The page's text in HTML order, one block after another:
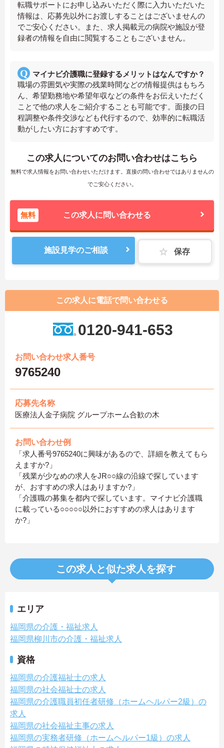
転職サポートにお申し込みいただく際に入力いただいた
情報は、応募先以外にお渡しすることはございませんの
でご安心ください。また、求人掲載元の病院や施設が登
録者の情報を自由に閲覧することもございません。
マイナビ介護職に登録するメリットはなんですか？
職場の雰囲気や実際の残業時間などの情報提供はもちろ
ん、希望勤務地や希望年収などの条件をお伝えいただく
ことで他の求人をご紹介することも可能です。面接の日
程調整や条件交渉なども代行するので、効率的に転職活
動がしたい方におすすめです。
この求人についてのお問い合わせはこちら
無料で求人情報をお問い合わせいただけます。直接の問い合わせではありませんの
でご安心ください。
無料 この求人に問い合わせる
施設見学のご相談 保存
この求人に電話で問い合わせる
0120-941-653
お問い合わせ求人番号
9765240
応募先名称
医療法人金子病院 グループホーム合歓の木
お問い合わせ例
「求人番号9765240に興味があるので、詳細を教えてもら
えますか?」
「残業が少なめの求人をJR○○線の沿線で探しています
が、おすすめの求人はありますか?」
「介護職の募集を都内で探しています。マイナビ介護職
に載っている○○○○○以外におすすめの求人はあります
か?」
この求人と似た求人を探す
エリア
福岡県の介護・福祉求人
福岡県柳川市の介護・福祉求人
資格
福岡県の介護福祉士の求人
福岡県の社会福祉士の求人
福岡県の介護職員初任者研修（ホームヘルパー2級）の
求人
福岡県の社会福祉主事の求人
福岡県の実務者研修（ホームヘルパー1級）の求人